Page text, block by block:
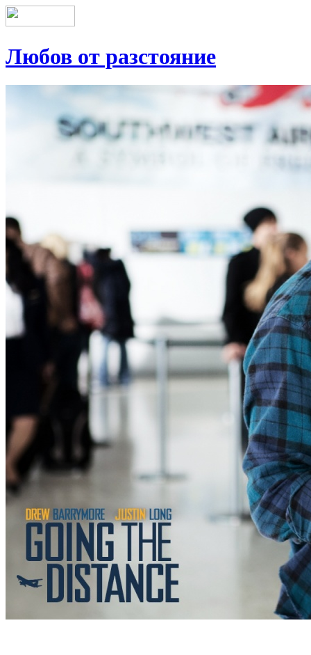
Любов от разстояние